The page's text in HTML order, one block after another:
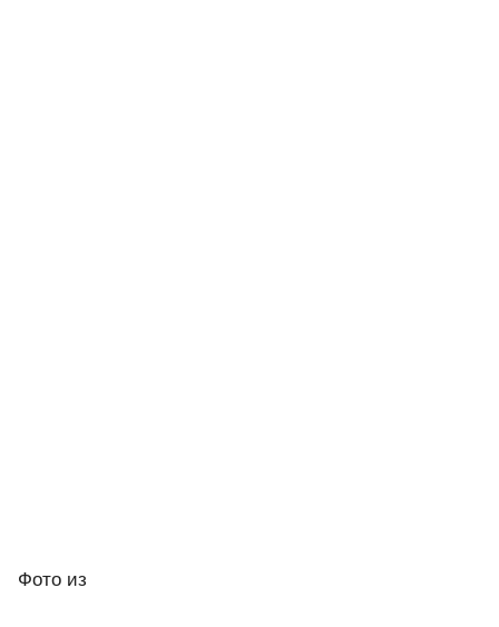
Фото из